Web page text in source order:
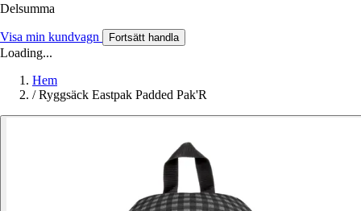
Delsumma
Visa min kundvagn Fortsätt handla
Loading...
Hem
/ Ryggsäck Eastpak Padded Pak'R